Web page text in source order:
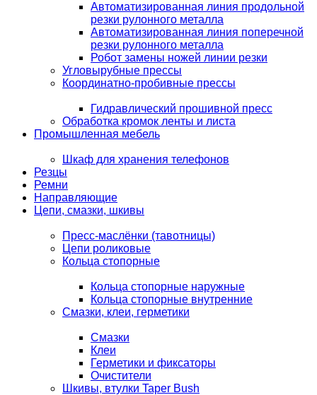
Автоматизированная линия продольной
резки рулонного металла
Автоматизированная линия поперечной
резки рулонного металла
Робот замены ножей линии резки
Угловырубные прессы
Координатно-пробивные прессы
Гидравлический прошивной пресс
Обработка кромок ленты и листа
Промышленная мебель
Шкаф для хранения телефонов
Резцы
Ремни
Направляющие
Цепи, смазки, шкивы
Пресс-маслёнки (тавотницы)
Цепи роликовые
Кольца стопорные
Кольца стопорные наружные
Кольца стопорные внутренние
Смазки, клеи, герметики
Смазки
Клеи
Герметики и фиксаторы
Очистители
Шкивы, втулки Taper Bush